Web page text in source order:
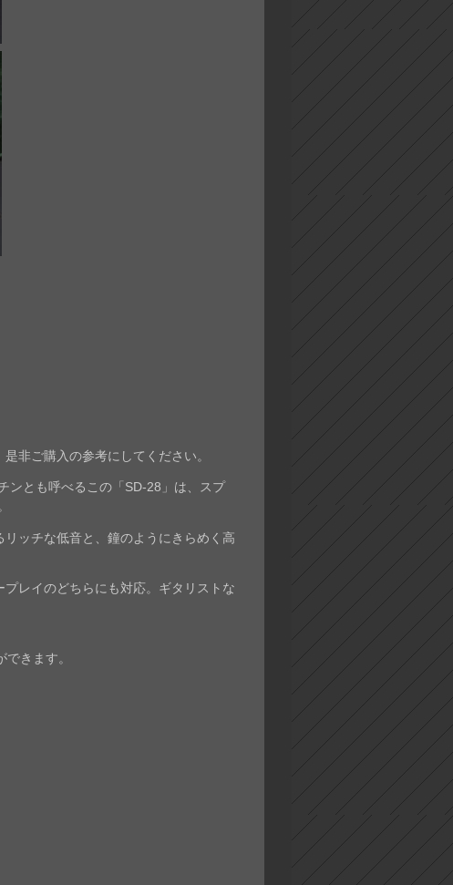
非ご購入の参考にしてください。
ンとも呼べるこの「SD-28」は、スプ
ッチな低音と、鐘のようにきらめく高
レイのどちらにも対応。ギタリストな
きます。